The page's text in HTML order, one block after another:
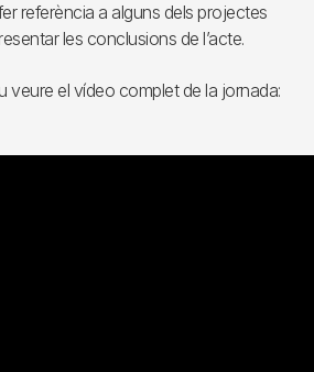
referència a alguns dels projectes
les conclusions de l’acte.
veure el vídeo complet de la jornada: